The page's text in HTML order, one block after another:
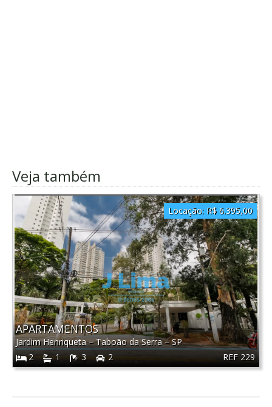
Veja também
REF 229
APARTAMENTOS
Jardim Henriqueta–Taboão da Serra–SP
2
1 3 2
Locação: R$ 6.395,00